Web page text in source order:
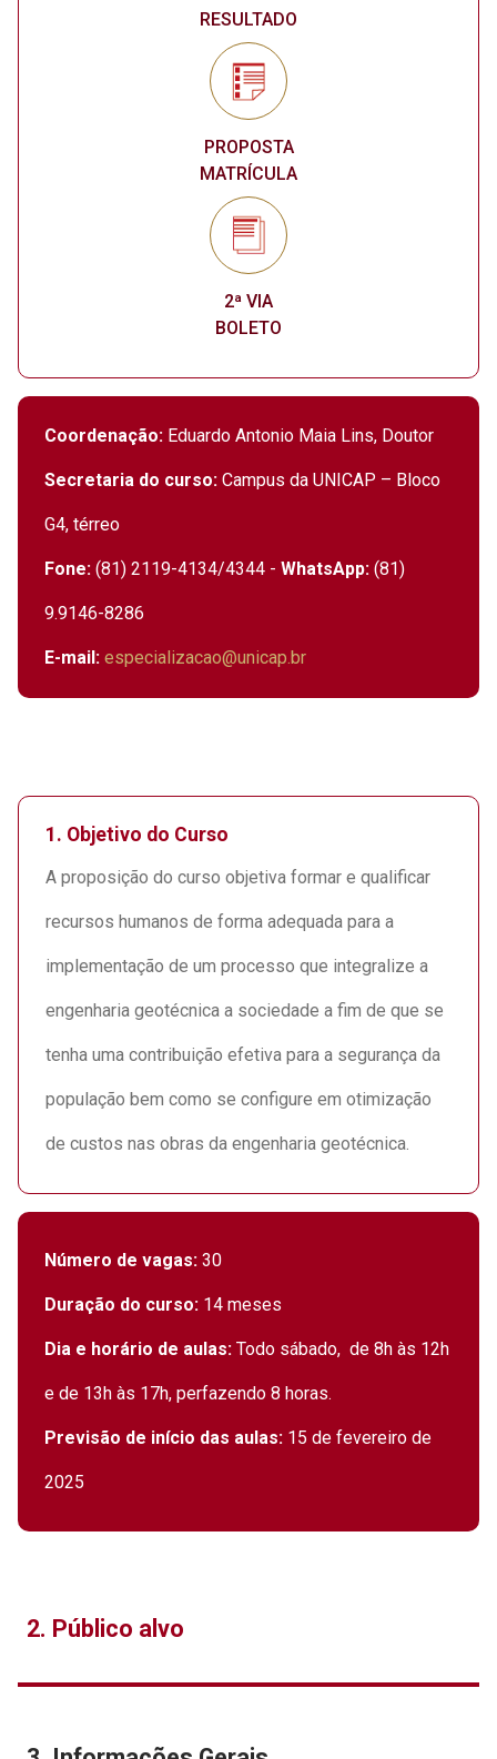
RESULTADO
PROPOSTA
MATRÍCULA
2ª VIA
BOLETO
Coordenação: Eduardo Antonio Maia Lins, Doutor
Secretaria do curso: Campus da UNICAP – Bloco
G4, térreo
Fone: (81) 2119-4134/4344 - WhatsApp: (81)
9.9146-8286
E-mail: especializacao@unicap.br
1. Objetivo do Curso
A proposição do curso objetiva formar e qualificar
recursos humanos de forma adequada para a
implementação de um processo que integralize a
engenharia geotécnica a sociedade a fim de que se
tenha uma contribuição efetiva para a segurança da
população bem como se configure em otimização
de custos nas obras da engenharia geotécnica.
Número de vagas: 30
Duração do curso: 14 meses
Dia e horário de aulas: Todo sábado, de 8h às 12h
e de 13h às 17h, perfazendo 8 horas.
Previsão de início das aulas: 15 de fevereiro de
2025
2. Público alvo